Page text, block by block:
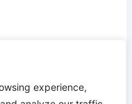
experience,